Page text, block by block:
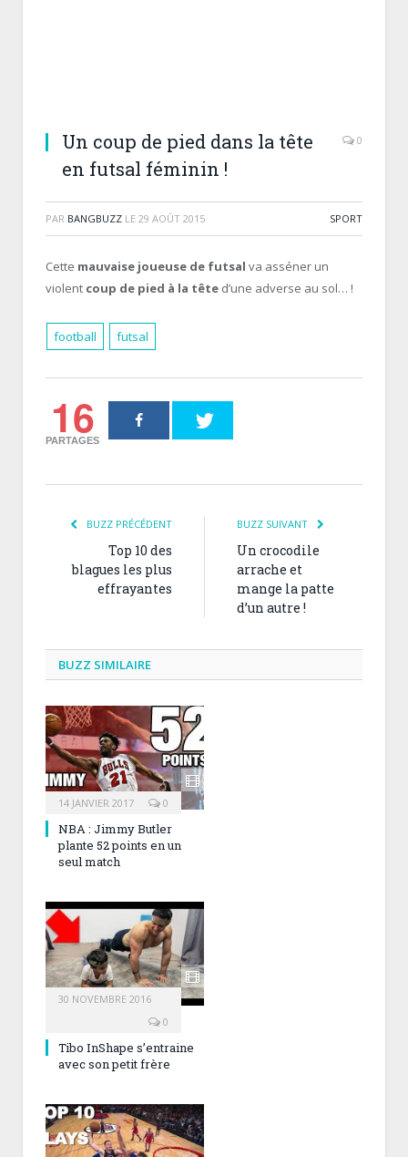
Un coup de pied dans la tête
en futsal féminin !
0
PAR BANGBUZZ LE 29 AOÛT 2015 SPORT
Cette mauvaise joueuse de futsal va asséner un
violent coup de pied à la tête d’une adverse au sol… !
football futsal
16
PARTAGES
BUZZ PRÉCÉDENT
Top 10 des
blagues les plus
effrayantes
BUZZ SUIVANT
Un crocodile
arrache et
mange la patte
d’un autre !
BUZZ SIMILAIRE
14 JANVIER 2017 0
NBA : Jimmy Butler
plante 52 points en un
seul match
30 NOVEMBRE 2016
0
Tibo InShape s’entraine
avec son petit frère